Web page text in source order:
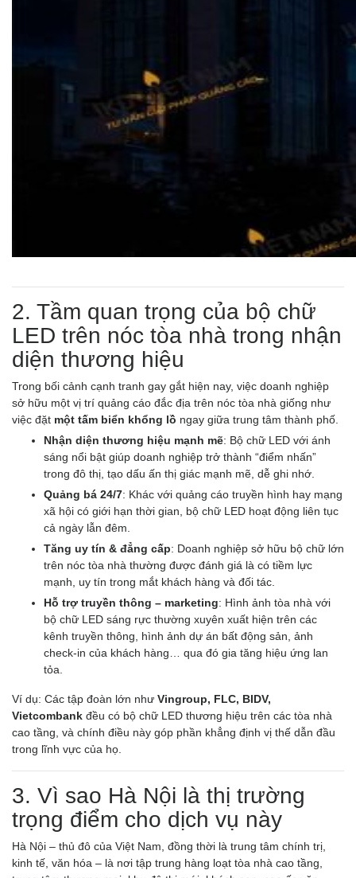
2. Tầm quan trọng của bộ chữ
LED trên nóc tòa nhà trong nhận
diện thương hiệu
Trong bối cảnh cạnh tranh gay gắt hiện nay, việc doanh nghiệp
sở hữu một vị trí quảng cáo đắc địa trên nóc tòa nhà giống như
việc đặt một tấm biển khổng lồ ngay giữa trung tâm thành phố.
Nhận diện thương hiệu mạnh mẽ: Bộ chữ LED với ánh
sáng nổi bật giúp doanh nghiệp trở thành “điểm nhấn”
trong đô thị, tạo dấu ấn thị giác mạnh mẽ, dễ ghi nhớ.
Quảng bá 24/7: Khác với quảng cáo truyền hình hay mạng
xã hội có giới hạn thời gian, bộ chữ LED hoạt động liên tục
cả ngày lẫn đêm.
Tăng uy tín & đẳng cấp: Doanh nghiệp sở hữu bộ chữ lớn
trên nóc tòa nhà thường được đánh giá là có tiềm lực
mạnh, uy tín trong mắt khách hàng và đối tác.
Hỗ trợ truyền thông – marketing: Hình ảnh tòa nhà với
bộ chữ LED sáng rực thường xuyên xuất hiện trên các
kênh truyền thông, hình ảnh dự án bất động sản, ảnh
check-in của khách hàng… qua đó gia tăng hiệu ứng lan
tỏa.
Ví dụ: Các tập đoàn lớn như Vingroup, FLC, BIDV,
Vietcombank đều có bộ chữ LED thương hiệu trên các tòa nhà
cao tầng, và chính điều này góp phần khẳng định vị thế dẫn đầu
trong lĩnh vực của họ.
3. Vì sao Hà Nội là thị trường
trọng điểm cho dịch vụ này
Hà Nội – thủ đô của Việt Nam, đồng thời là trung tâm chính trị,
kinh tế, văn hóa – là nơi tập trung hàng loạt tòa nhà cao tầng,